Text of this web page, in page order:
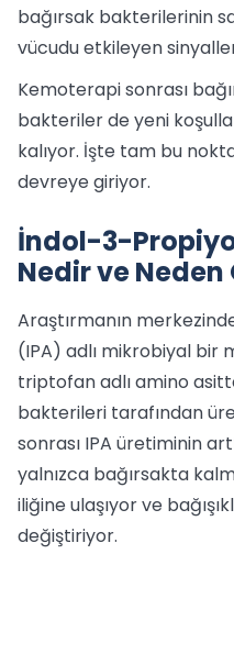
bağırsak bakterilerinin
vücudu etkileyen
Kemoterapi sonrası
bakteriler de yeni
kalıyor. İşte tam bu
devreye giriyor.
İndol-3-
Nedir ve
Araştırmanın
(IPA) adlı mikrobiyal bir
triptofan adlı amino
bakterileri tarafından
sonrası IPA üretiminin
yalnızca bağırsakta
iliğine ulaşıyor ve
değiştiriyor.